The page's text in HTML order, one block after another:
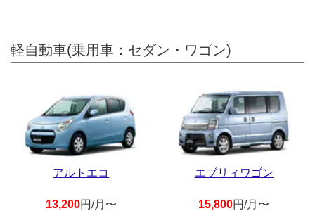
軽自動車(乗用車：セダン・ワゴン)
アルトエコ
13,200円/月〜
エブリィワゴン
15,800円/月〜